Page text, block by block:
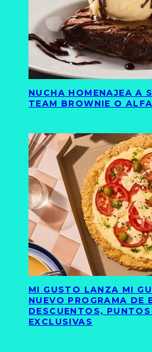
NUCHA HOMENAJEA A
TEAM BROWNIE O
MI GUSTO LANZA MI
NUEVO PROGRAMA DE
DESCUENTOS,
EXCLUSIVAS